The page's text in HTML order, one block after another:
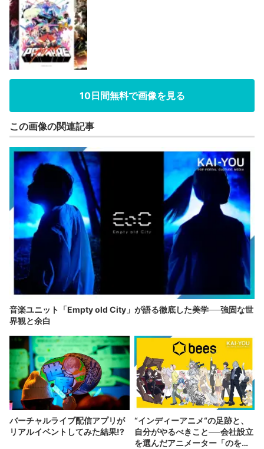
10日間無料で画像を見る
この画像の関連記事
音楽ユニット「Empty old City」が語る徹底した美学──強固な世
界観と余白
バーチャルライブ配信アプリが
リアルイベントしてみた結果!?
“インディーアニメ“の足跡と、
自分がやるべきこと──会社設立
を選んだアニメーター「のを